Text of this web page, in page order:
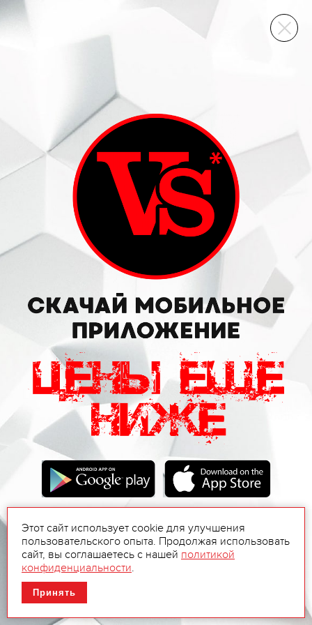
ВИННЫЙ СКЛАД
Этот сайт использует cookie для улучшения
пользовательского опыта. Продолжая использовать
сайт, вы соглашаетесь с нашей политикой
конфиденциальности.
Принять